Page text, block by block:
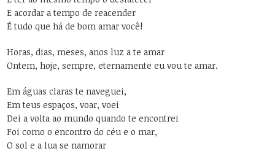
E acordar a tempo de reacender
É tudo que há de bom amar você!
Horas, dias, meses, anos luz a te amar
Ontem, hoje, sempre, eternamente eu vou te amar.
Em águas claras te naveguei,
Em teus espaços, voar, voei
Dei a volta ao mundo quando te encontrei
Foi como o encontro do céu e o mar,
O sol e a lua se namorar